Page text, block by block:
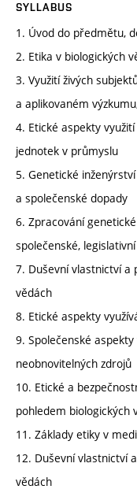
SYLLABUS
1. Úvod do předmětu,
2. Etika v biologických
3. Využití živých
a aplikovaném
4. Etické aspekty
jednotek v průmyslu
5. Genetické
a společenské dopady
6. Zpracování
společenské,
7. Duševní vlastnictví
vědách
8. Etické aspekty
9. Společenské
neobnovitelných zdrojů
10. Etické a
pohledem biologických
11. Základy etiky v
12. Duševní vlastnictví
vědách